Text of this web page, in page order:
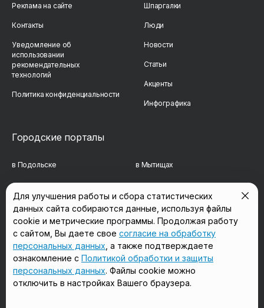
Реклама на сайте
Контакты
Уведомление об
использовании
рекомендательных
технологий
Политика конфиденциальности
Шпаргалки
Люди
Новости
Статьи
Акценты
Инфографика
Городские порталы
в Подольске в Мытищах
в Сергиевом Посаде в Люберцах
в Красногорске в Королёве
в Домодедово в Щёлково
Мы в соцсетях
Для улучшения работы и сбора статистических
данных сайта собираются данные, используя файлы
cookie и метрические программы. Продолжая работу
с сайтом, Вы даете свое согласие на обработку
персональных данных , а также подтверждаете
ознакомление с Политикой обработки и защиты
персональных данных. Файлы cookie можно
отключить в настройках Вашего браузера.